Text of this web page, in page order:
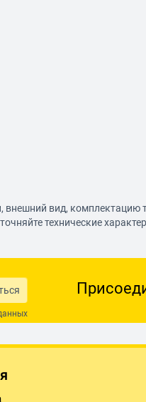
внешний вид,
технические